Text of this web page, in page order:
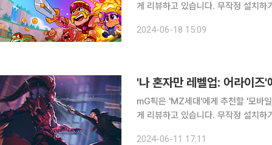
게 리뷰하고 있습니다. 무작정 설치
'스쿼드 버스터즈'입니다. '클래시 오
2024-06-18 15:09
'나 혼자만 레벨업: 어라이
mG픽은 'MZ세대'에게 추천할 '모바
게 리뷰하고 있습니다. 무작정 설치
2024-06-11 17:11